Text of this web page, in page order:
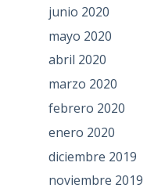
junio 2020
mayo 2020
abril 2020
marzo 2020
febrero 2020
enero 2020
diciembre 2019
noviembre 2019